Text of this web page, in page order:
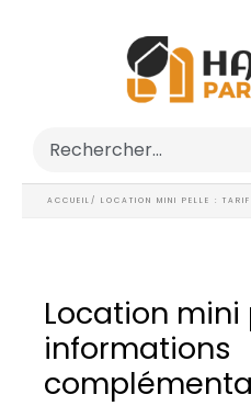
ACCUEIL / LOCATION MINI PELLE : TARIF
Location
informations